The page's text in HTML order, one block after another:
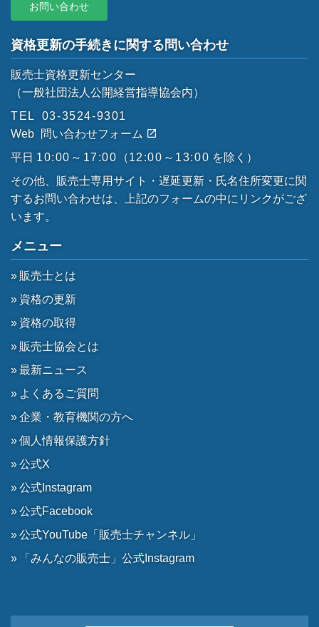
お問い合わせ
資格更新の手続きに関する問い合わせ
販売士資格更新センター
（一般社団法人公開経営指導協会内）
TEL
03-3524-9301
Web
問い合わせフォーム
平日 10:00～17:00 （12:00～13:00 を除く）
その他、販売士専用サイト・遅延更新・氏名住所変更に関
するお問い合わせは、上記のフォームの中にリンクがござ
います。
メニュー
販売士とは
資格の更新
資格の取得
販売士協会とは
最新ニュース
よくあるご質問
企業・教育機関の方へ
個人情報保護方針
公式X
公式Instagram
公式Facebook
公式YouTube「販売士チャンネル」
「みんなの販売士」公式Instagram